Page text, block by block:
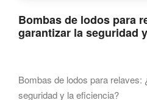
Bombas de lodos para
garantizar la seguridad
Bombas de lodos para relaves:
seguridad y la eficiencia?